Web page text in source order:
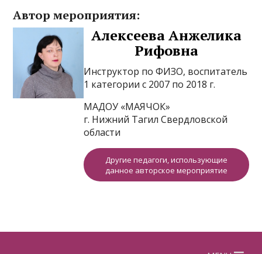
Автор мероприятия:
Алексеева Анжелика
Рифовна
Инструктор по ФИЗО, воспитатель
1 категории с 2007 по 2018 г.
МАДОУ «МАЯЧОК»
г. Нижний Тагил Свердловской
области
Другие педагоги, использующие
данное авторское мероприятие